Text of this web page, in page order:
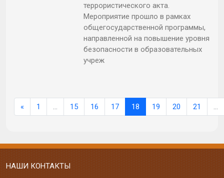
террористического акта.
Мероприятие прошло в рамках
общегосударственной программы,
направленной на повышение уровня
безопасности в образовательных
учреж
« 1 … 15 16 17 18 19 20 21 …
НАШИ КОНТАКТЫ